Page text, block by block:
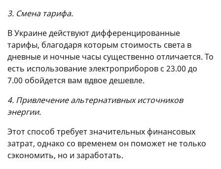
3. Смена тарифа.
В Украине действуют дифференцированные
тарифы, благодаря которым стоимость света в
дневные и ночные часы существенно отличается. То
есть использование электроприборов с 23.00 до
7.00 обойдется вам вдвое дешевле.
4. Привлечение альтернативных источников
энергии.
Этот способ требует значительных финансовых
затрат, однако со временем он поможет не только
сэкономить, но и заработать.